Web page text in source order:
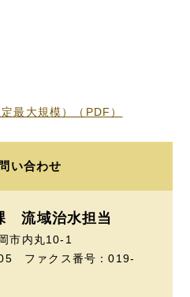
最大規模）（PDF）
い合わせ
流域治水担当
市内丸10-1
ファクス番号：019-